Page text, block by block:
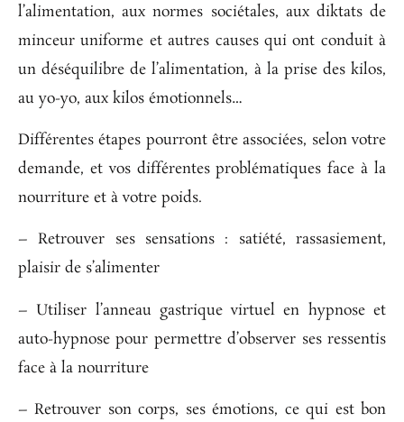
l’alimentation, aux normes sociétales, aux diktats de
minceur uniforme et autres causes qui ont conduit à
un déséquilibre de l’alimentation, à la prise des kilos,
au yo-yo, aux kilos émotionnels…
Différentes étapes pourront être associées, selon votre
demande, et vos différentes problématiques face à la
nourriture et à votre poids.
– Retrouver ses sensations : satiété, rassasiement,
plaisir de s’alimenter
– Utiliser l’anneau gastrique virtuel en hypnose et
auto-hypnose pour permettre d’observer ses ressentis
face à la nourriture
– Retrouver son corps, ses émotions, ce qui est bon